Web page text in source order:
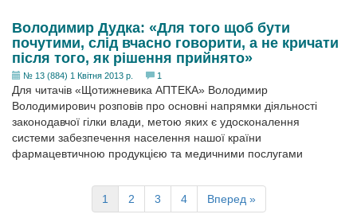
Володимир Дудка: «Для того щоб бути
почутими, слід вчасно говорити, а не кричати
після того, як рішення прийнято»
№ 13 (884) 1 Квітня 2013 р. 1
Для читачів «Щотижневика АПТЕКА» Володимир
Володимирович розповів про основні напрямки діяльності
законодавчої гілки влади, метою яких є удосконалення
системи забезпечення населення нашої країни
фармацевтичною продукцією та медичними послугами
1 2 3 4 Вперед »